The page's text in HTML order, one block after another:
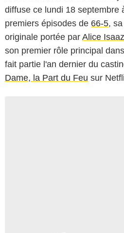
diffuse ce lundi 18 septembre
premiers épisodes de 66-5,
originale portée par Alice Isaaz
son premier rôle principal
fait partie l'an dernier du
Dame, la Part du Feu sur